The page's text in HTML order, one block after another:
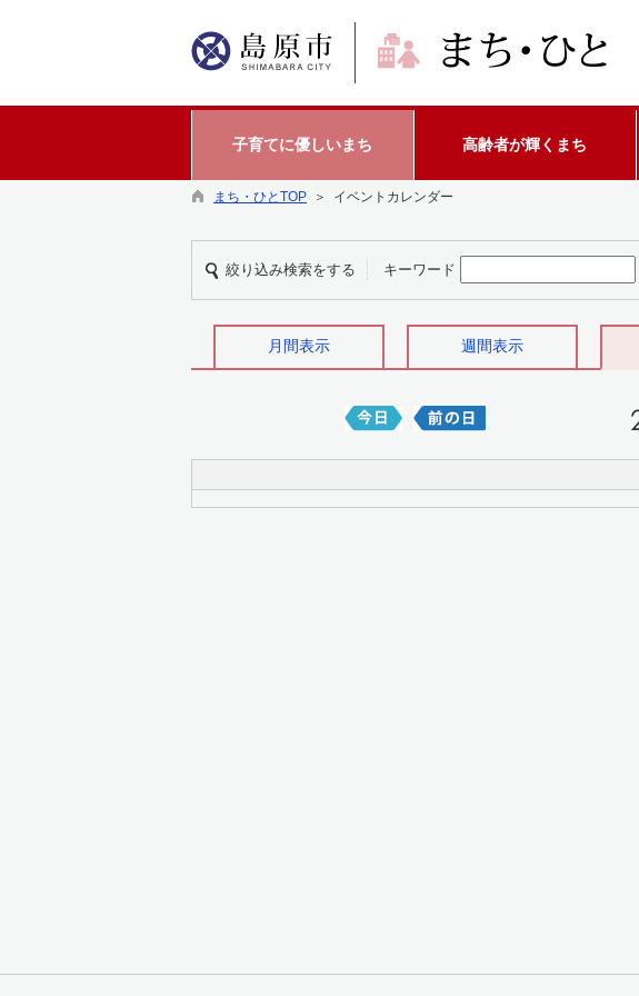
子育てに優しいまち 高齢者が輝くまち
まち・ひとTOP ＞ イベントカレンダー
絞り込み検索をする キーワード
月間表示 週間表示